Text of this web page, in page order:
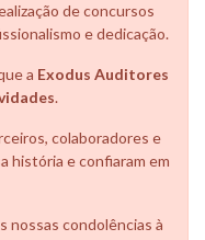
de concursos
e dedicação.
a Exodus Auditores
.
colaboradores e
história e confiaram em
nossas condolências à